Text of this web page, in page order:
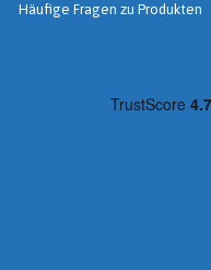
Häufige Fragen zu Produkten